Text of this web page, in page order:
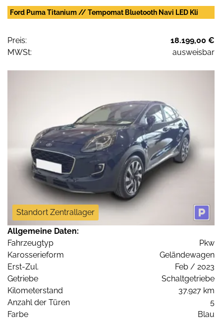
Ford Puma Titanium // Tempomat Bluetooth Navi LED Kli
Preis:
18.199,00 €
MWSt:
ausweisbar
Standort Zentrallager
Allgemeine Daten:
Fahrzeugtyp
Pkw
Karosserieform
Geländewagen
Erst-Zul.
Feb / 2023
Getriebe
Schaltgetriebe
Kilometerstand
37.927 km
Anzahl der Türen
5
Farbe
Blau